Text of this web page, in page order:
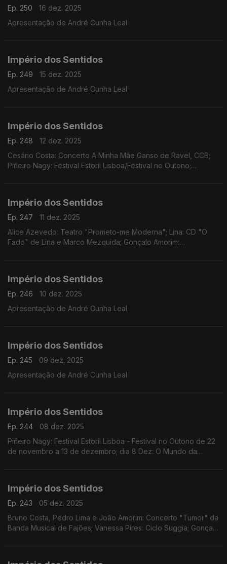
Ep. 250
16 dez. 2025
Apresentação de André Cunha Leal
Império dos Sentidos
Ep. 249
15 dez. 2025
Apresentação de André Cunha Leal
Império dos Sentidos
Ep. 248
12 dez. 2025
Cesário Costa: Concerto A Minha Mãe Ganso de Ravel, CCB;
Piñeiro Nagy: Festival Estoril Lisboa/Festival no Outono;
Império dos Sentidos
Ep. 247
11 dez. 2025
Alice Azevedo: Teatro "Prometo-me Moderna"; Lina: CD "O
Fado" de Lina e Marco Mezquida; Gonçalo Amorim:
Império dos Sentidos
Ep. 246
10 dez. 2025
Apresentação de André Cunha Leal
Império dos Sentidos
Ep. 245
09 dez. 2025
Apresentação de André Cunha Leal
Império dos Sentidos
Ep. 244
08 dez. 2025
Piñeiro Nagy: Festival Estoril Lisboa - Festival no Outono de 22
de novembro a 13 de dezembro; dia 8 Dez: O Mundo da
Império dos Sentidos
Ep. 243
05 dez. 2025
Bruno Costa, Pedro Lima e João Amorim: Concerto "Tumor" da
Banda Musical de Fajões; Vanessa Pires: Ciclo Suggia; Gonçalo